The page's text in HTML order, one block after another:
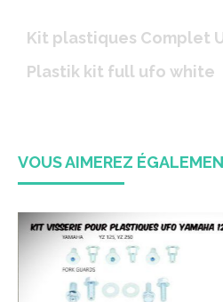
Kit plastiques Complet
Plastik kit full ufo white
VOUS AIMEREZ